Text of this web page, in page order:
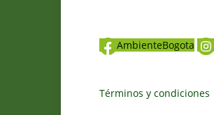
AmbienteBogota
Términos y condiciones